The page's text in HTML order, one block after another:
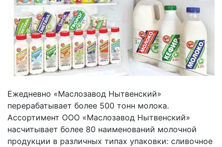
Ежедневно «Маслозавод Нытвенский»
перерабатывает более 500 тонн молока.
Ассортимент ООО «Маслозавод Нытвенский»
насчитывает более 80 наименований молочной
продукции в различных типах упаковки: сливочное